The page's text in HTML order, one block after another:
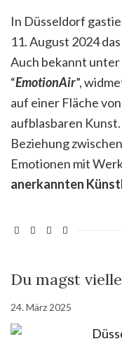
In Düsseldorf
11. August 2024 das
Auch bekannt
“EmotionAir”,
auf einer Fläche
aufblasbaren
Beziehung
Emotionen mit
anerkannten
Du magst
24. März 2025